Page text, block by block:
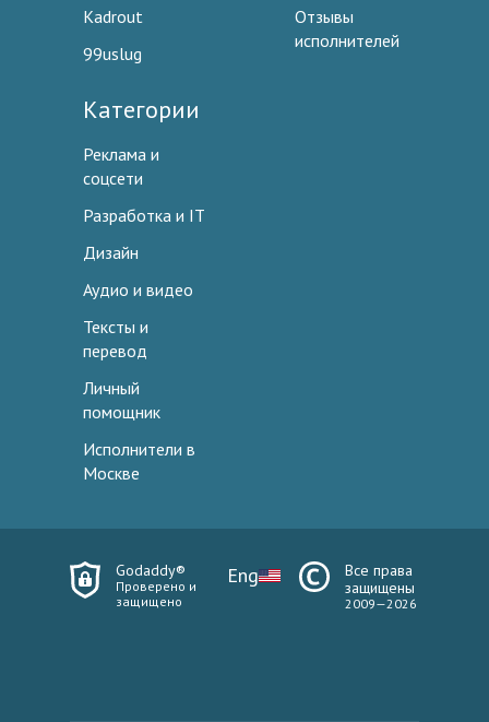
Kadrout
99uslug
Отзывы
исполнителей
Категории
Реклама и
соцсети
Разработка и IT
Дизайн
Аудио и видео
Тексты и
перевод
Личный
помощник
Исполнители в
Москве
Godaddy®
Проверено и
защищено
Eng
Все права
защищены
2009—2026